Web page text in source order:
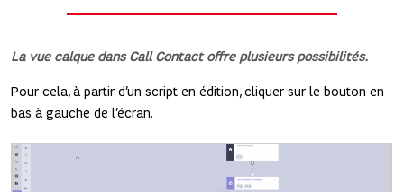
La vue calque dans Call Contact offre plusieurs possibilités.
Pour cela, à partir d’un script en édition, cliquer sur le bouton en
bas à gauche de l’écran.